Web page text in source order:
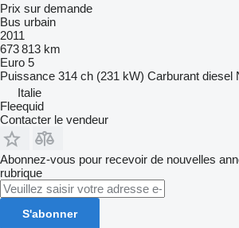
Prix sur demande
Bus urbain
2011
673 813 km
Euro 5
Puissance 314 ch (231 kW) Carburant diesel
Italie
Fleequid
Contacter le vendeur
Abonnez-vous pour recevoir de nouvelles
rubrique
S'abonner